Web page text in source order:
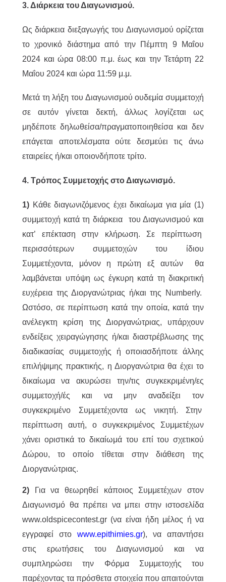
3. Διάρκεια του Διαγωνισμού.
Ως διάρκεια διεξαγωγής του Διαγωνισμού ορίζεται
το χρονικό διάστημα από την Πέμπτη 9 Μαΐου
2024 και ώρα 08:00 π.μ. έως και την Τετάρτη 22
Μαΐου 2024 και ώρα 11:59 μ.μ.
Μετά τη λήξη του Διαγωνισμού ουδεμία συμμετοχή
σε αυτόν γίνεται δεκτή, άλλως λογίζεται ως
μηδέποτε δηλωθείσα/πραγματοποιηθείσα και δεν
επάγεται αποτελέσματα ούτε δεσμεύει τις άνω
εταιρείες ή/και οποιονδήποτε τρίτο.
4. Τρόπος Συμμετοχής στο Διαγωνισμό.
1) Κάθε διαγωνιζόμενος έχει δικαίωμα για μία (1)
συμμετοχή κατά τη διάρκεια του Διαγωνισμού και
κατ’ επέκταση στην κλήρωση. Σε περίπτωση
περισσότερων συμμετοχών του ίδιου
Συμμετέχοντα, μόνον η πρώτη εξ αυτών θα
λαμβάνεται υπόψη ως έγκυρη κατά τη διακριτική
ευχέρεια της Διοργανώτριας ή/και της Numberly.
Ωστόσο, σε περίπτωση κατά την οποία, κατά την
ανέλεγκτη κρίση της Διοργανώτριας, υπάρχουν
ενδείξεις χειραγώγησης ή/και διαστρέβλωσης της
διαδικασίας συμμετοχής ή οποιασδήποτε άλλης
επιλήψιμης πρακτικής, η Διοργανώτρια θα έχει το
δικαίωμα να ακυρώσει την/τις συγκεκριμένη/ες
συμμετοχή/ές και να μην αναδείξει τον
συγκεκριμένο Συμμετέχοντα ως νικητή. Στην
περίπτωση αυτή, ο συγκεκριμένος Συμμετέχων
χάνει οριστικά το δικαίωμά του επί του σχετικού
Δώρου, το οποίο τίθεται στην διάθεση της
Διοργανώτριας.
2) Για να θεωρηθεί κάποιος Συμμετέχων στον
Διαγωνισμό θα πρέπει να μπει στην ιστοσελίδα
www.oldspicecontest.gr (να είναι ήδη μέλος ή να
εγγραφεί στο www.epithimies.gr), να απαντήσει
στις ερωτήσεις του Διαγωνισμού και να
συμπληρώσει την Φόρμα Συμμετοχής του
παρέχοντας τα πρόσθετα στοιχεία που απαιτούνται